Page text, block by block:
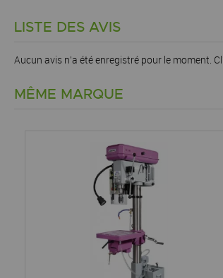
LISTE DES AVIS
Aucun avis n'a été enregistré pour le moment.
MÊME MARQUE